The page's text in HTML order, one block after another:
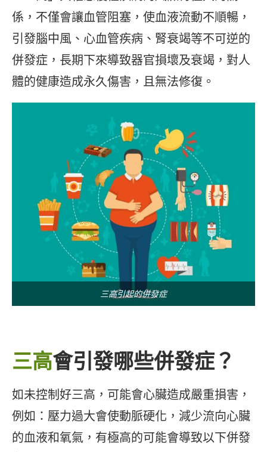
係，不僅會讓血管阻塞，使血液流動不順暢，
引發腦中風、心血管疾病、腎衰竭等不可逆的
併發症，長期下來導致器官損壞及衰竭，對人
體的健康造成永久傷害，且無法修復。
三高引起的併發症
三高會引發哪些併發症？
如未控制好三高，可能會心臟造成嚴重損害，
例如：壓力過大會使動脈硬化，減少流向心臟
的血液和氧氣，有極高的可能會導致以下併發